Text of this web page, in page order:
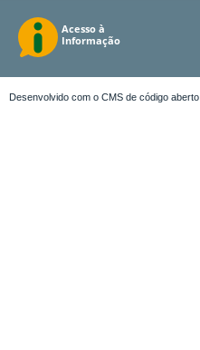
Desenvolvido com o CMS de código aberto